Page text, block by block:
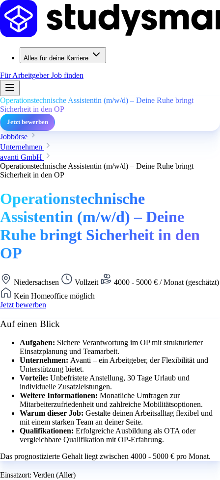
Alles für deine Karriere
Für ArbeitgeberJob finden
Operationstechnische Assistentin (m/w/d) – Deine Ruhe bringt
Sicherheit in den OP
Jetzt bewerben
Jobbörse
Unternehmen
avanti GmbH
Operationstechnische Assistentin (m/w/d) – Deine Ruhe bringt
Sicherheit in den OP
Operationstechnische
Assistentin (m/w/d) – Deine
Ruhe bringt Sicherheit in den
OP
Niedersachsen Vollzeit
4000 - 5000 € / Monat (geschätzt)
Kein Homeoffice möglich
Jetzt bewerben
Auf einen Blick
Aufgaben: Sichere Verantwortung im OP mit strukturierter
Einsatzplanung und Teamarbeit.
Unternehmen: Avanti – ein Arbeitgeber, der Flexibilität und
Unterstützung bietet.
Vorteile: Unbefristete Anstellung, 30 Tage Urlaub und
individuelle Zusatzleistungen.
Weitere Informationen: Monatliche Umfragen zur
Mitarbeiterzufriedenheit und zahlreiche Mobilitätsoptionen.
Warum dieser Job: Gestalte deinen Arbeitsalltag flexibel und
mit einem starken Team an deiner Seite.
Qualifikationen: Erfolgreiche Ausbildung als OTA oder
vergleichbare Qualifikation mit OP-Erfahrung.
Das prognostizierte Gehalt liegt zwischen 4000 - 5000 € pro Monat.
Einsatzort: Verden (Aller)